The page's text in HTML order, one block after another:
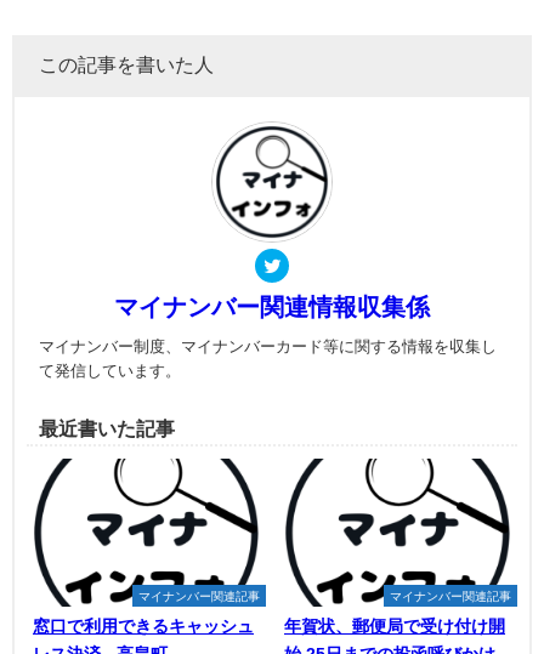
この記事を書いた人
マイナンバー関連情報収集係
マイナンバー制度、マイナンバーカード等に関する情報を収集し
て発信しています。
最近書いた記事
マイナンバー関連記事
窓口で利用できるキャッシュ
マイナンバー関連記事
年賀状、郵便局で受け付け開